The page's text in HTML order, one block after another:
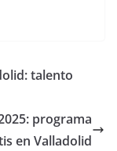
talento
programa
en Valladolid